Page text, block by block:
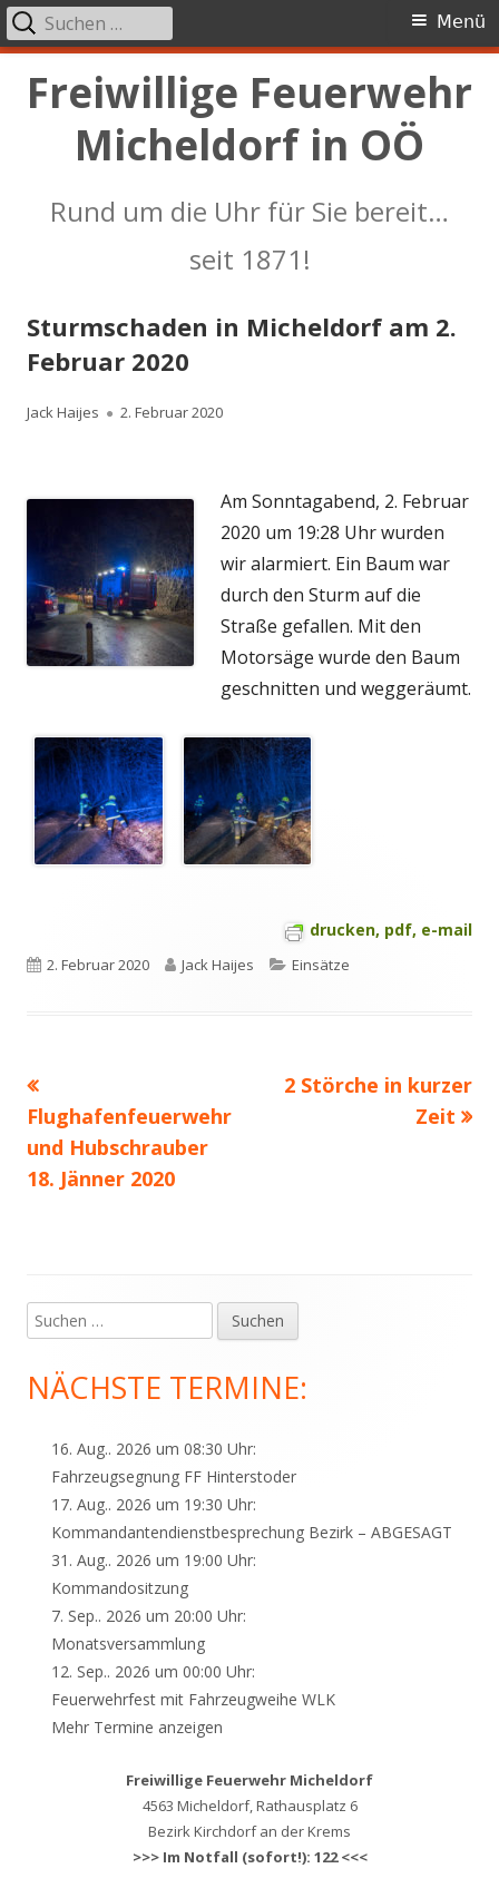
Freiwillige Feuerwehr
Micheldorf in OÖ
Rund um die Uhr für Sie bereit…
seit 1871!
Primäres
Menü
Menü
Suchen
nach:
Sturmschaden in Micheldorf am 2.
Februar 2020
Autor
Jack Haijes
Veröffentlicht
2. Februar 2020
Am Sonntagabend, 2. Februar
2020 um 19:28 Uhr wurden
wir alarmiert. Ein Baum war
durch den Sturm auf die
Straße gefallen. Mit den
Motorsäge wurde den Baum
geschnitten und weggeräumt.
drucken, pdf, e-mail
Veröffentlicht
2. Februar 2020 Autor
Jack Haijes Kategorien
Einsätze
Beitragsnavigation
Beitrag:
Flughafenfeuerwehr
und Hubschrauber
18. Jänner 2020
Nächster
2 Störche in kurzer
Zeit
Haupt-
Seitenleiste
Suchen
nach:
NÄCHSTE TERMINE:
16. Aug.. 2026 um 08:30 Uhr:
Fahrzeugsegnung FF Hinterstoder
17. Aug.. 2026 um 19:30 Uhr:
Kommandantendienstbesprechung Bezirk – ABGESAGT
31. Aug.. 2026 um 19:00 Uhr:
Kommandositzung
7. Sep.. 2026 um 20:00 Uhr:
Monatsversammlung
12. Sep.. 2026 um 00:00 Uhr:
Feuerwehrfest mit Fahrzeugweihe WLK
Mehr Termine anzeigen
Freiwillige Feuerwehr Micheldorf
4563 Micheldorf, Rathausplatz 6
Bezirk Kirchdorf an der Krems
>>> Im Notfall (sofort!): 122 <<<